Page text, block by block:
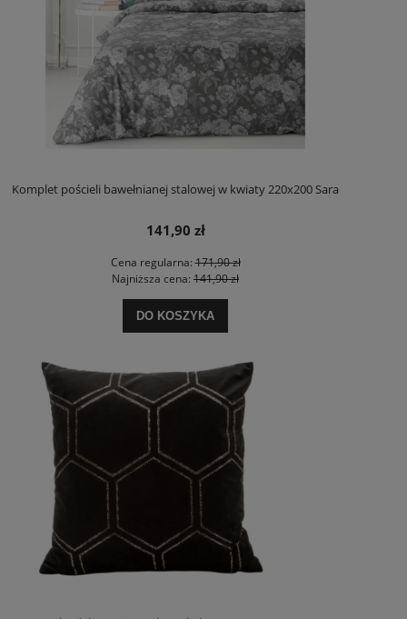
Komplet pościeli bawełnianej stalowej w kwiaty 220x200 Sara
141,90 zł
Cena regularna:171,90 zł
Najniższa cena: 141,90 zł
DO KOSZYKA